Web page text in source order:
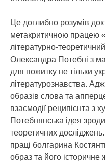
Це доглибно розумів
метакритичною працею
літературно-
Олександра Потебні з
для пожитку не тільки
літературознавства.
образів слова та
взаємодії реципієнта з
Потебнянська ідея
теоретичних
праці болгарина
образ та його історичне